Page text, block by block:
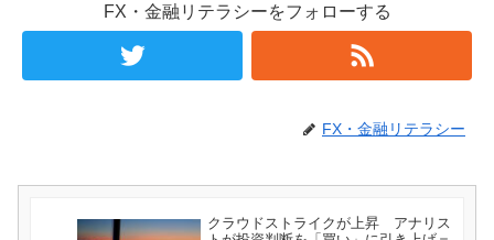
FX・金融リテラシーをフォローする
FX・金融リテラシー
クラウドストライクが上昇 アナリス